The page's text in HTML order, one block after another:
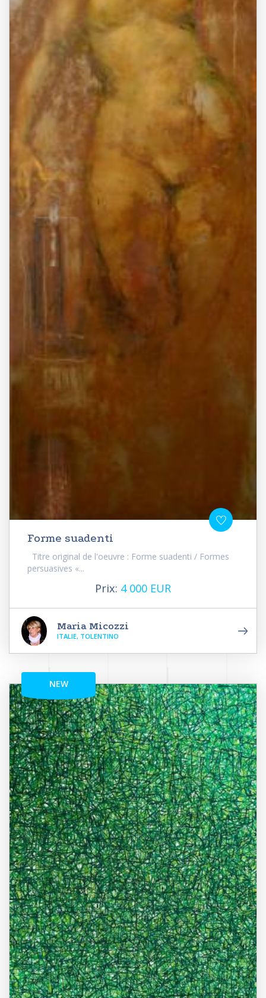
Forme suadenti
Titre original de l'oeuvre : Forme suadenti / Formes
persuasives «...
Prix: 4 000 EUR
Maria Micozzi
ITALIE, TOLENTINO
NEW